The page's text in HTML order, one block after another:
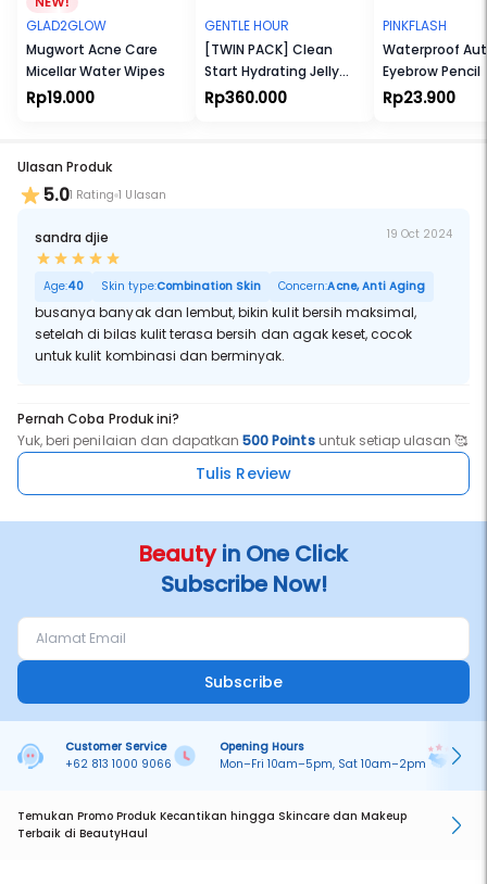
Hasilnya, wajah glowing pori tersamarkan.
Gunakan sedikit saja untuk dapatkan busa melimpah yang halus,
creamy dan lembut seperti awan.
Sebelum menggunakan, basahkan tangan dengan air lalu
keluarkan 2 cm produk POND’S Bright Beauty Whip Foam di
tanganmu. Buat busa dengan gerakan ujung jari memutar di
wajah lalu bilas dengan air.
+dibandingkan dengan Facial Foam lainnya
GLAD2GLOW
Mugwort Acne Care
Micellar Water Wipes
Rp19.000
GENTLE HOUR
[TWIN PACK] Clean
Start Hydrating Jelly
Cleanser
Rp360.000
PINKFLASH
Waterproof
Eyebrow Pencil
Rp23.900
Ulasan Produk
5.01 Rating 1 Ulasan
sandra djie 19 Oct 2024
Age:40 Skin type:Combination Skin Concern:Acne, Anti Aging
busanya banyak dan lembut, bikin kulit bersih maksimal,
setelah di bilas kulit terasa bersih dan agak keset, cocok
untuk kulit kombinasi dan berminyak.
Pernah Coba Produk ini?
Yuk, beri penilaian dan dapatkan500 Pointsuntuk setiap ulasan 🥰
Tulis Review
Beautyin One Click
Subscribe Now!
Subscribe
Customer Service
+62 813 1000 9066
Opening Hours
Mon–Fri 10am–5pm, Sat 10am–2pm
Temukan Promo Produk Kecantikan hingga Skincare dan Makeup
Terbaik di BeautyHaul